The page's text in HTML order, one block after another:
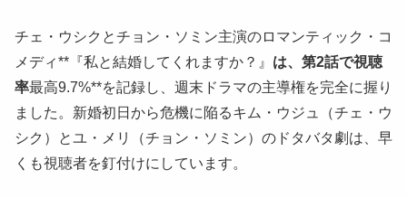
チェ・ウシクとチョン・ソミン主演のロマンティック・コ
メディ**『私と結婚してくれますか？』 は、第2話で視聴
率最高9.7%**を記録し、週末ドラマの主導権を完全に握り
ました。新婚初日から危機に陥るキム・ウジュ（チェ・ウ
シク）とユ・メリ（チョン・ソミン）のドタバタ劇は、早
くも視聴者を釘付けにしています。